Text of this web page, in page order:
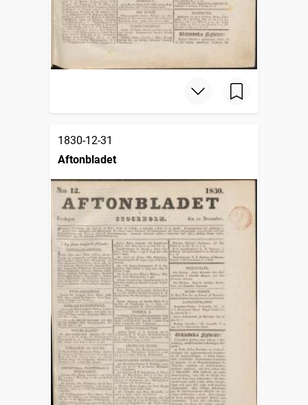
1830-12-31
Aftonbladet